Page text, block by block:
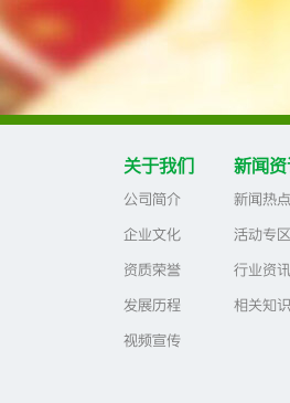
关于我们
公司简介
企业文化
资质荣誉
发展历程
视频宣传
新闻
新闻热点
活动专区
行业资讯
相关知识